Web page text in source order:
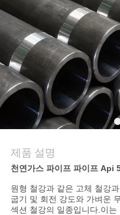
저
희
와
연
락
뉴
스
제품 설명
천연가스 파이프 파이프 Api
원형 철강과 같은 고체 철강
굽기 및 회전 강도와 가벼운
섹션 철강의 일종입니다.이